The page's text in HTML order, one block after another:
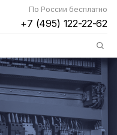
По России бесплатно
+7 (495) 122-22-62